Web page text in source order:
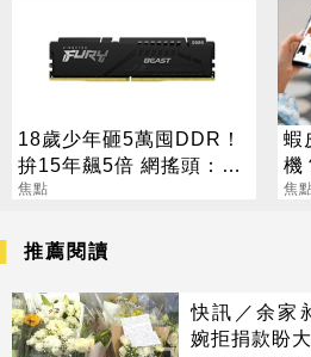
18歲少年砸5萬囤DDR！
拚15年飆5倍 網搖頭：會
報廢
焦點
蝦
機
貨
焦
推薦閱讀
快訊／余家
婉拒捐款盼